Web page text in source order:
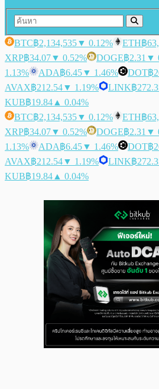
BTC฿2,134,535▼ 0.12% ETH฿
XRP฿34.07▼ 0.52% DOGE฿2.31 ▼
1.13%
ADA฿6.45▼ 1.46% DOT฿
AVAX฿212.54▼ 1.19% LINK฿
KUB฿19.84 ▲ 0.04%
BTC฿2,134,535▼ 0.12% ETH฿
XRP฿34.07▼ 0.52% DOGE฿2.31 ▼
1.13%
ADA฿6.45▼ 1.46% DOT฿
AVAX฿212.54▼ 1.19% LINK฿
KUB฿19.84 ▲ 0.04%